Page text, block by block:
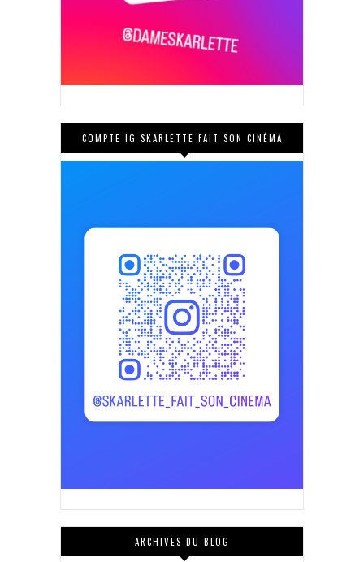
COMPTE IG SKARLETTE FAIT SON CINÉMA
ARCHIVES DU BLOG